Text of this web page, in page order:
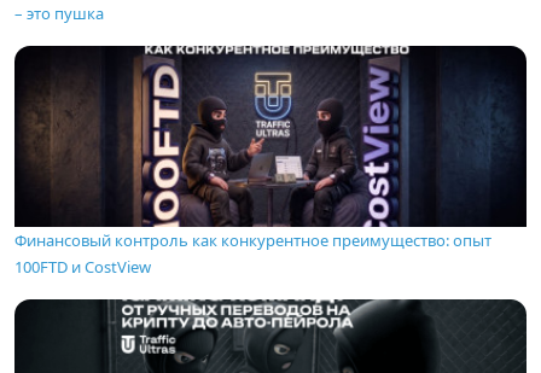
– это пушка
Финансовый контроль как конкурентное преимущество: опыт
100FTD и CostView